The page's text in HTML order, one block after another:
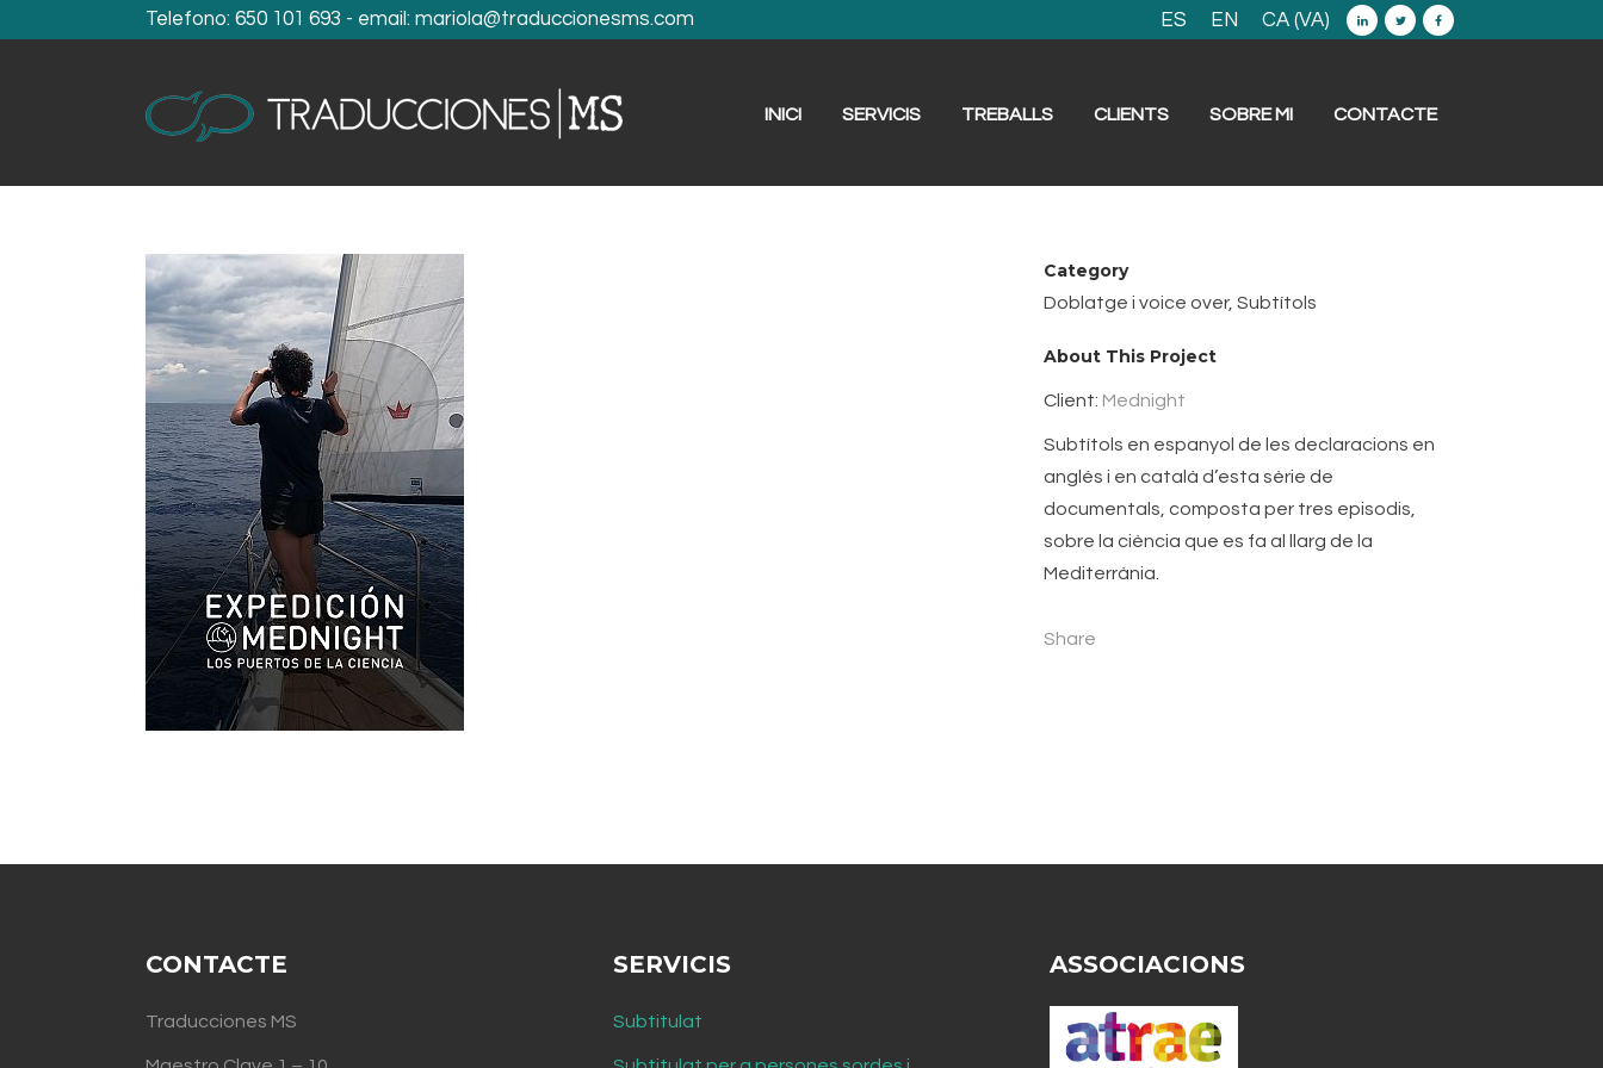
Telefono: 650 101 693 - email: mariola@traduccionesms.com ES EN CA (VA)
INICI SERVICIS TREBALLS CLIENTS SOBRE MI CONTACTE
Category
Doblatge i voice over, Subtítols
About This Project
Client: Mednight
Subtítols en espanyol de les declaracions en
anglés i en català d’esta sèrie de
documentals, composta per tres episodis,
sobre la ciència que es fa al llarg de la
Mediterrània.
Share
CONTACTE
Traducciones MS
SERVICIS
Subtitulat
ASSOCIACIONS